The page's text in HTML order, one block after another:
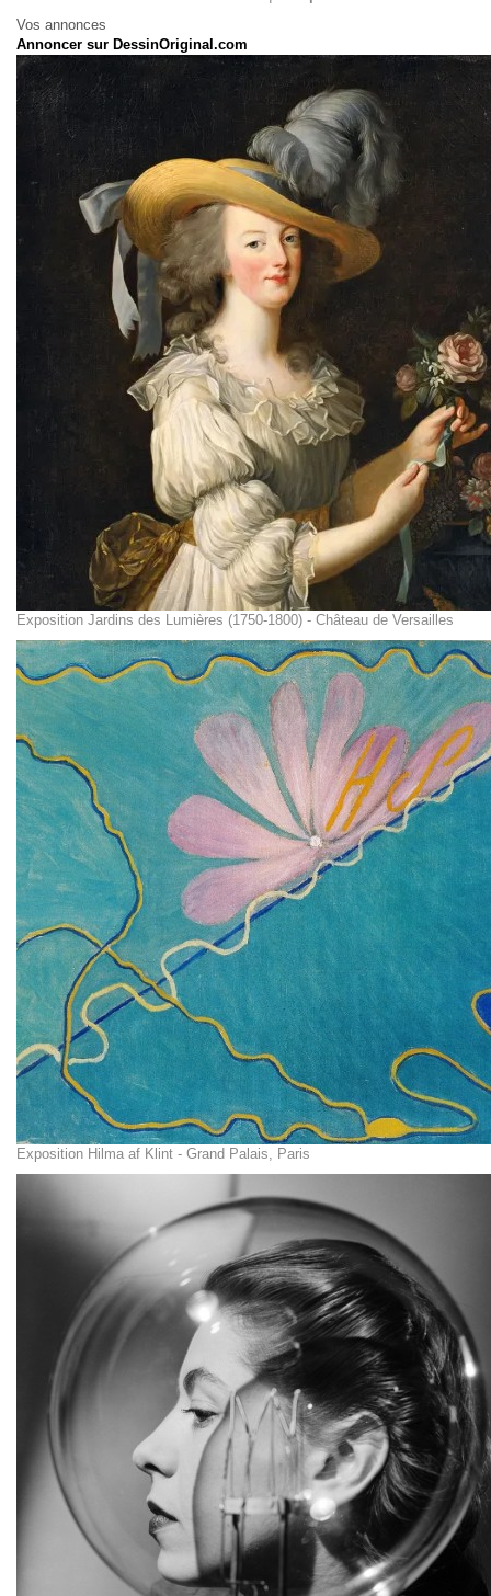
Vos annonces
Annoncer sur DessinOriginal.com
Exposition Jardins des Lumières (1750-1800) - Château de Versailles
Exposition Hilma af Klint - Grand Palais, Paris